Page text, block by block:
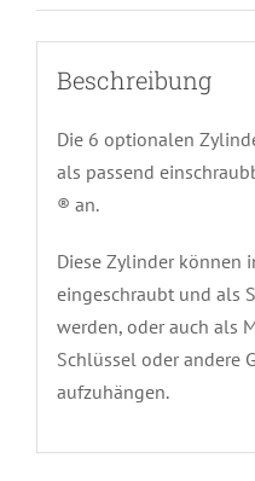
Beschreibung
Die 6 optionalen
als passend
® an.
Diese Zylinder können
eingeschraubt und als
werden, oder auch als
Schlüssel oder andere
aufzuhängen.